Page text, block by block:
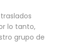
lo tanto,
grupo de